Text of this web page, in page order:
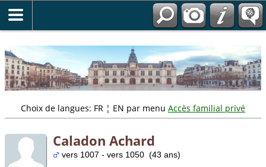
" />
Choix de langues: FR ¦ EN par menu Accès familial privé
Caladon Achard
vers 1007 - vers 1050 (43 ans)